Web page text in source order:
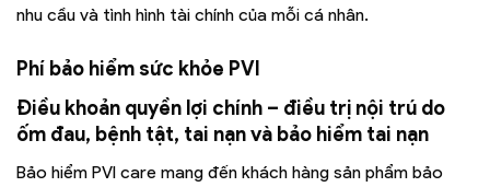
nhu cầu và tình hình tài chính của mỗi cá nhân.
Phí bảo hiểm sức khỏe PVI
Điều khoản quyền lợi chính – điều trị nội trú do
ốm đau, bệnh tật, tai nạn và bảo hiểm tai nạn
Bảo hiểm PVI care mang đến khách hàng sản phẩm bảo